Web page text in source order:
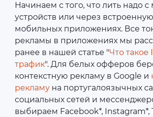
Начинаем с того, что лить надо
устройств или через
мобильных приложениях. Все
рекламы в приложениях мы
ранее в нашей статье "Что такое
трафик". Для белых офферов
контекстную рекламу в Google и
рекламу на португалоязычных
социальных сетей и
выбираем Facebook*, Instagram*,